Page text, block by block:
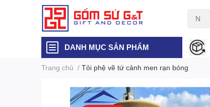
DANH MỤC SẢN PHẨM
Trang chủ / Tỏi phệ vẽ tứ cảnh men rạn bóng